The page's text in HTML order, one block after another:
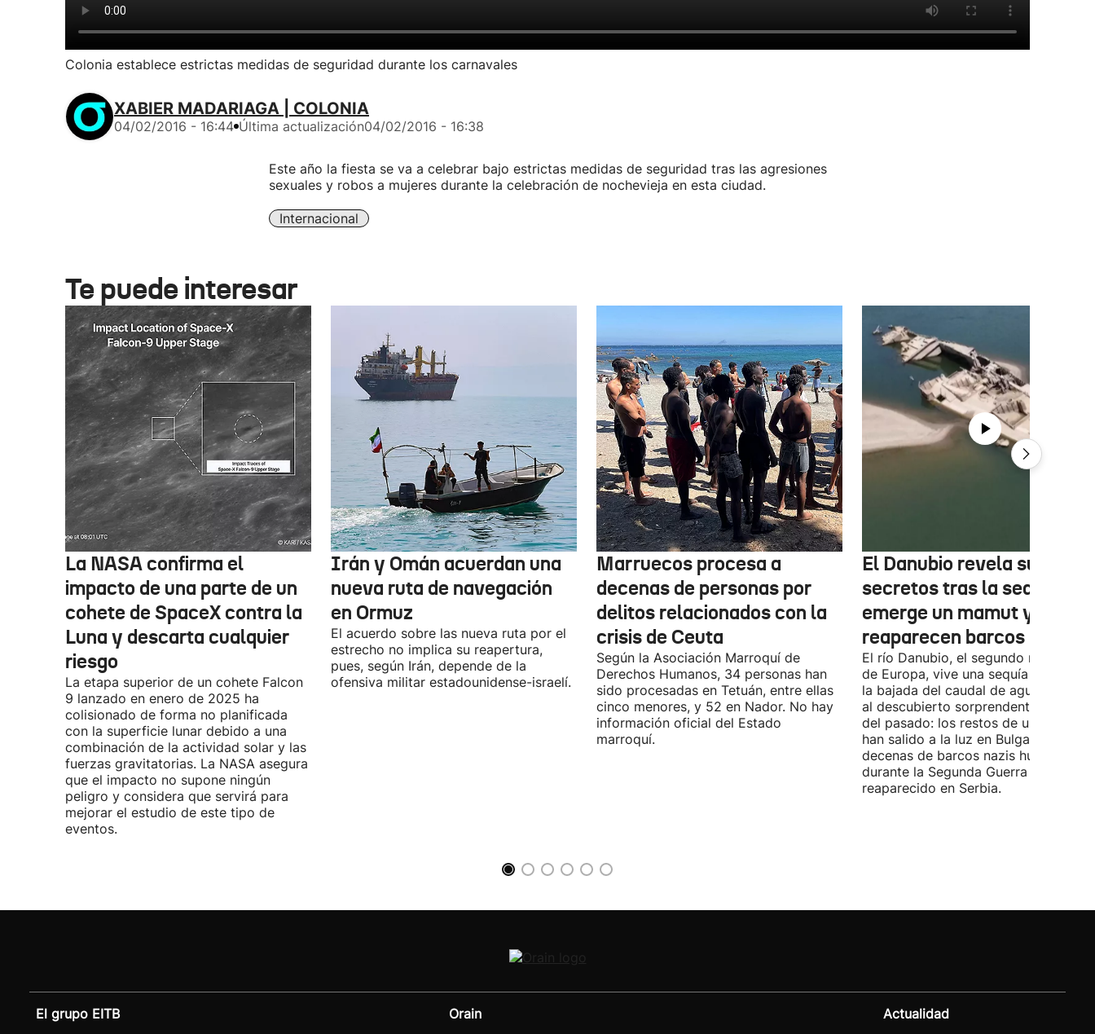
Colonia establece estrictas medidas de seguridad durante los carnavales
XABIER MADARIAGA | COLONIA
04/02/2016 - 16:44 Última actualización04/02/2016 - 16:38
Este año la fiesta se va a celebrar bajo estrictas medidas de seguridad tras las agresiones
sexuales y robos a mujeres durante la celebración de nochevieja en esta ciudad.
Internacional
Te puede interesar
La NASA confirma el
impacto de una parte de un
cohete de SpaceX contra la
Luna y descarta cualquier
riesgo
La etapa superior de un cohete Falcon
9 lanzado en enero de 2025 ha
colisionado de forma no planificada
con la superficie lunar debido a una
combinación de la actividad solar y las
fuerzas gravitatorias. La NASA asegura
que el impacto no supone ningún
peligro y considera que servirá para
mejorar el estudio de este tipo de
eventos.
Irán y Omán acuerdan una
nueva ruta de navegación
en Ormuz
El acuerdo sobre las nueva ruta por el
estrecho no implica su reapertura,
pues, según Irán, depende de la
ofensiva militar estadounidense-israelí.
Marruecos procesa a
decenas de personas por
delitos relacionados con la
crisis de Ceuta
Según la Asociación Marroquí de
Derechos Humanos, 34 personas han
sido procesadas en Tetuán, entre ellas
cinco menores, y 52 en Nador. No hay
información oficial del Estado
marroquí.
El Danubio revela sus
secretos tras la sequía:
emerge un mamut y
reaparecen barcos nazis
El río Danubio, el segundo más largo
de Europa, vive una sequía histórica
la bajada del caudal de agua ha
al descubierto sorprendentes
del pasado: los restos de un mamut
han salido a la luz en Bulgaria y
decenas de barcos nazis hundidos
durante la Segunda Guerra Mundial
reaparecido en Serbia.
El grupo EITB Orain Actualidad